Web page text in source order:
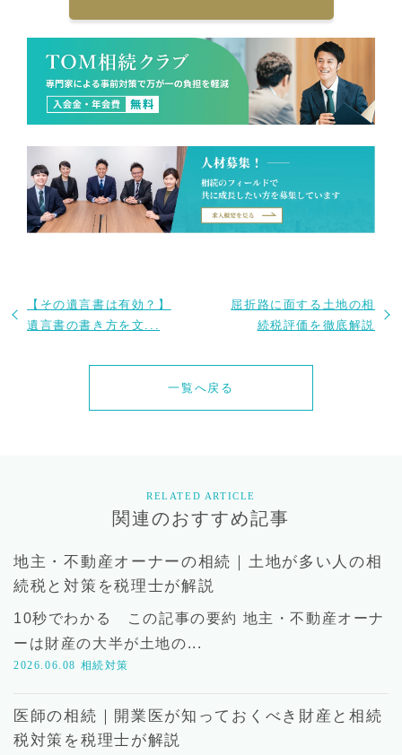
【その遺言書は有効？】
遺言書の書き方を文...
一覧へ戻る
屈折路に面する土地の相
続税評価を徹底解説
RELATED ARTICLE
関連のおすすめ記事
地主・不動産オーナーの相続｜土地が多い人の相
続税と対策を税理士が解説
10秒でわかる この記事の要約 地主・不動産オーナ
ーは財産の大半が土地の...
2026.06.08 相続対策
医師の相続｜開業医が知っておくべき財産と相続
税対策を税理士が解説